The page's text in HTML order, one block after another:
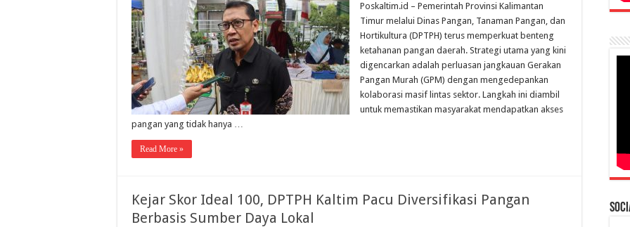
Daya
Beli
Warga,
DPTPH
Kaltim
Perluas
Gerakan
Pangan
Murah
Lewat
Poskaltim.id – Pemerintah Provinsi Kalimantan
Timur melalui Dinas Pangan, Tanaman Pangan, dan
Hortikultura (DPTPH) terus memperkuat benteng
ketahanan pangan daerah. Strategi utama yang kini
digencarkan adalah perluasan jangkauan Gerakan
Pangan Murah (GPM) dengan mengedepankan
kolaborasi masif lintas sektor. Langkah ini diambil
untuk memastikan masyarakat mendapatkan akses
pangan yang tidak hanya …
Read More »
Kejar Skor Ideal 100, DPTPH Kaltim Pacu Diversifikasi Pangan
Berbasis Sumber Daya Lokal